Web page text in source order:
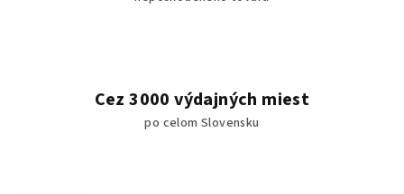
Cez 3000 výdajných miest
po celom Slovensku